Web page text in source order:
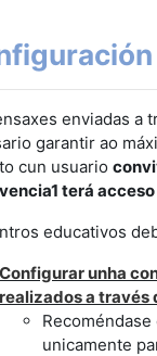
enviadas a
garantir ao
cun usuario
terá
educativos
unha
a través
unicamente